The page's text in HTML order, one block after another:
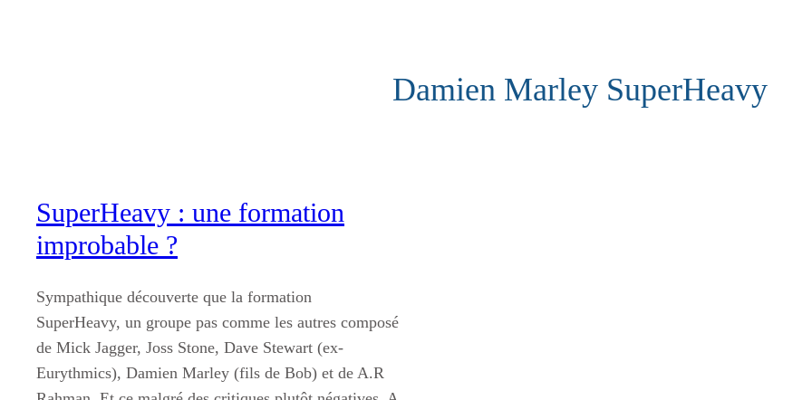
Damien Marley SuperHeavy
SuperHeavy : une formation
improbable ?
Sympathique découverte que la formation
SuperHeavy, un groupe pas comme les autres composé
de Mick Jagger, Joss Stone, Dave Stewart (ex-
Eurythmics), Damien Marley (fils de Bob) et de A.R